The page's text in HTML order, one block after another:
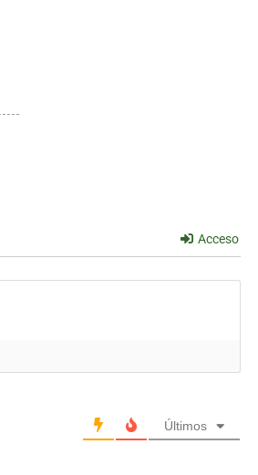
Acceso
Últimos